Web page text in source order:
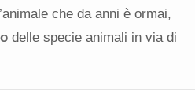
che da anni è ormai,
delle specie animali in via di